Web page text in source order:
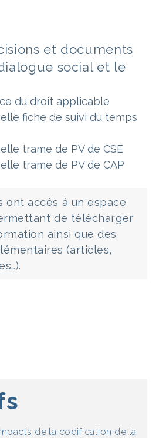
et documents
social et le
du droit applicable
fiche de suivi du temps
trame de PV de CSE
trame de PV de CAP
ont accès à un espace
de télécharger
ainsi que des
(articles,
de la codification de la